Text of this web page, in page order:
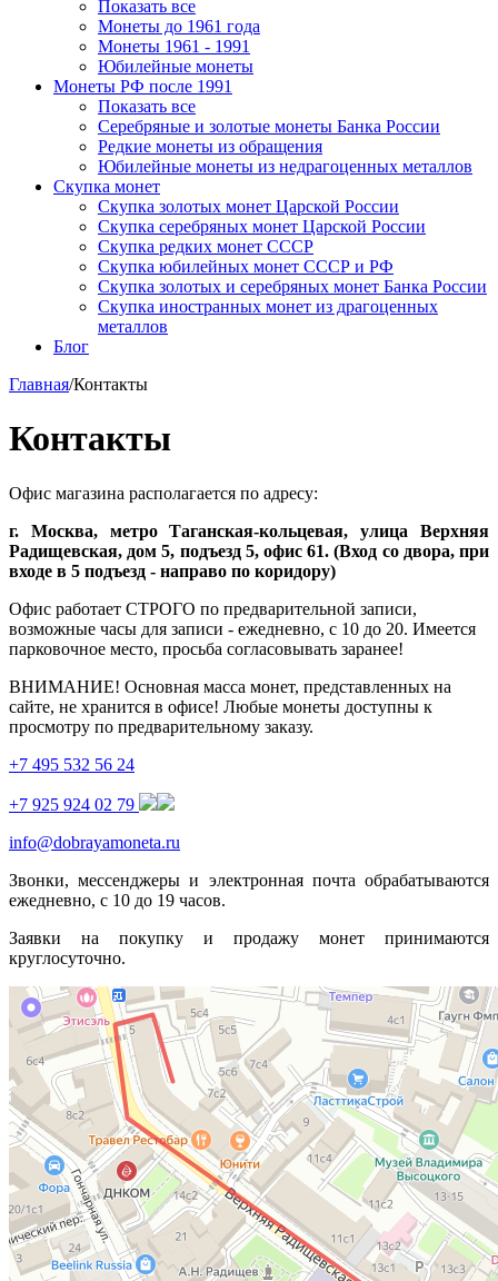
Показать все
Монеты до 1961 года
Монеты 1961 - 1991
Юбилейные монеты
Монеты РФ после 1991
Показать все
Серебряные и золотые монеты Банка России
Редкие монеты из обращения
Юбилейные монеты из недрагоценных металлов
Скупка монет
Скупка золотых монет Царской России
Скупка серебряных монет Царской России
Скупка редких монет СССР
Скупка юбилейных монет СССР и РФ
Скупка золотых и серебряных монет Банка России
Скупка иностранных монет из драгоценных
металлов
Блог
Главная/Контакты
Контакты
Офис магазина располагается по адресу:
г. Москва, метро Таганская-кольцевая, улица Верхняя
Радищевская, дом 5, подъезд 5, офис 61. (Вход со двора, при
входе в 5 подъезд - направо по коридору)
Офис работает СТРОГО по предварительной записи,
возможные часы для записи - ежедневно, с 10 до 20. Имеется
парковочное место, просьба согласовывать заранее!
ВНИМАНИЕ! Основная масса монет, представленных на
сайте, не хранится в офисе! Любые монеты доступны к
просмотру по предварительному заказу.
+7 495 532 56 24
+7 925 924 02 79
info@dobrayamoneta.ru
Звонки, мессенджеры и электронная почта обрабатываются
ежедневно, с 10 до 19 часов.
Заявки на покупку и продажу монет принимаются
круглосуточно.